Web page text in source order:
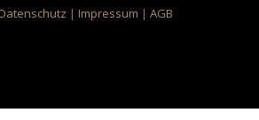
| Impressum | AGB